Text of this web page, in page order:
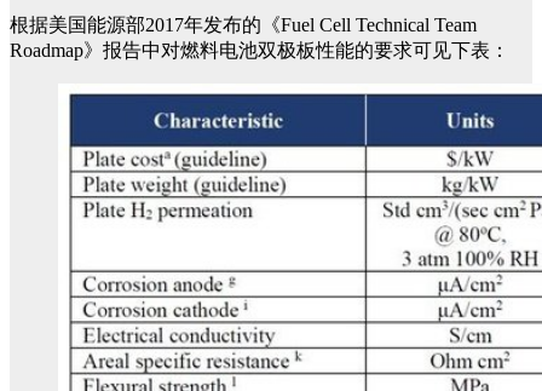
根据美国能源部2017年发布的《Fuel Cell Technical Team
Roadmap》报告中对燃料电池双极板性能的要求可见下表：